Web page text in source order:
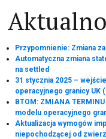
Przypomnienie: Zmiana
Automatyczna zmiana
na settled
31 stycznia 2025 –
operacyjnego granicy UK
BTOM: ZMIANA
modelu operacyjnego
Aktualizacja wymogów
niepochodzącej od